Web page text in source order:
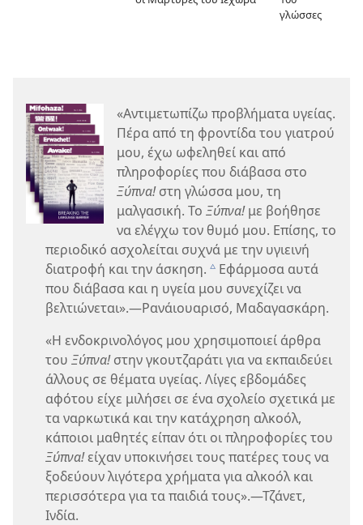
γλώσσες
«Αντιμετωπίζω προβλήματα υγείας.
Πέρα από τη φροντίδα του γιατρού
μου, έχω ωφεληθεί και από
πληροφορίες που διάβασα στο
Ξύπνα!στη γλώσσα μου, τη
μαλγασική. Το Ξύπνα!με βοήθησε
να ελέγχω τον θυμό μου. Επίσης, το
περιοδικό ασχολείται συχνά με την υγιεινή
διατροφή και την άσκηση. c Εφάρμοσα αυτά
που διάβασα και η υγεία μου συνεχίζει να
βελτιώνεται».—Ρανάιουαρισό, Μαδαγασκάρη.
«Η ενδοκρινολόγος μου χρησιμοποιεί άρθρα
του Ξύπνα!στην γκουτζαράτι για να εκπαιδεύει
άλλους σε θέματα υγείας. Λίγες εβδομάδες
αφότου είχε μιλήσει σε ένα σχολείο σχετικά με
τα ναρκωτικά και την κατάχρηση αλκοόλ,
κάποιοι μαθητές είπαν ότι οι πληροφορίες του
Ξύπνα!είχαν υποκινήσει τους πατέρες τους να
ξοδεύουν λιγότερα χρήματα για αλκοόλ και
περισσότερα για τα παιδιά τους».—Τζάνετ,
Ινδία.